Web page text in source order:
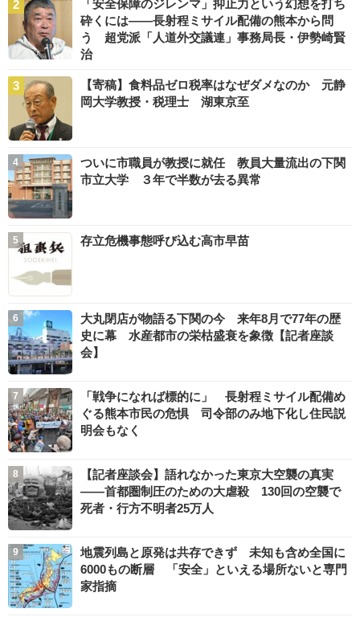
「安全保障のジレンマ」抑止力という幻想を打ち
砕くには――長射程ミサイル配備の熊本から問
う 超党派「人道外交議連」事務局長・伊勢崎賢
治
【寄稿】食料品ゼロ税率はなぜダメなのか 元静
岡大学教授・税理士 湖東京至
ついに市職員が教授に就任 教員大量流出の下関
市立大学 ３年で半数が去る異常
存立危機事態呼び込む高市早苗
大丸閉店が物語る下関の今 来年8月で77年の歴
史に幕 水産都市の栄枯盛衰を象徴【記者座談
会】
「戦争になれば標的に」 長射程ミサイル配備め
ぐる熊本市民の危惧 司令部のみ地下化し住民説
明会もなく
【記者座談会】語れなかった東京大空襲の真実
――首都圏制圧のための大虐殺 130回の空襲で
死者・行方不明者25万人
地震列島と原発は共存できず 未知も含め全国に
6000もの断層 「安全」といえる場所ないと専門
家指摘